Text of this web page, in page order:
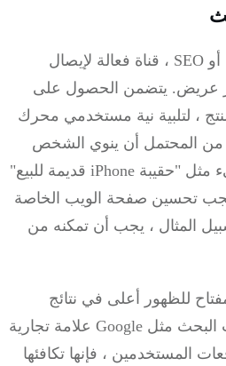
يعد تحسين محرك البحث ، أو SEO ، قناة فعالة لإيصال
يتضمن الحصول على
نية مستخدمي محرك
المحتمل أن ينوي الشخص
الذي يبحث بنشاط عن شيء مثل "حقيبة iPhone قديمة للبيع"
تحسين صفحة الويب الخاصة
المثال ، يجب أن تمكنه من
للظهور أعلى في نتائج
عندما ترى محركات البحث مثل Google علامة تجارية
المستخدمين ، فإنها تكافئها